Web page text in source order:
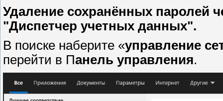
Удаление сохранённых паролей
"Диспетчер учетных данных".
В поиске наберите «управление
перейти в Панель управления.